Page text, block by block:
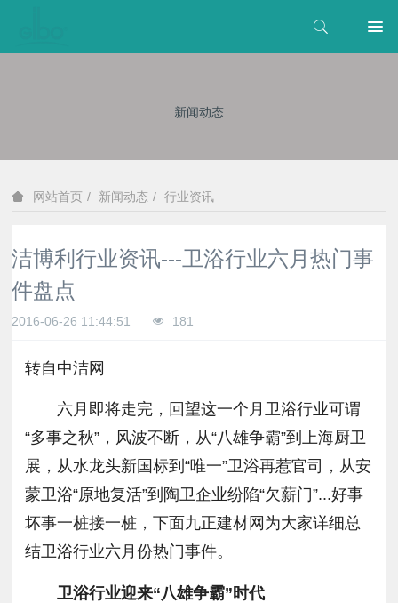
新闻动态
网站首页 新闻动态 行业资讯
洁博利行业资讯---卫浴行业六月热门事
件盘点
2016-06-26 11:44:51 181
转自中洁网
六月即将走完，回望这一个月卫浴行业可谓
“多事之秋”，风波不断，从“八雄争霸”到上海厨卫
展，从水龙头新国标到“唯一”卫浴再惹官司，从安
蒙卫浴“原地复活”到陶卫企业纷陷“欠薪门”...好事
坏事一桩接一桩，下面九正建材网为大家详细总
结卫浴行业六月份热门事件。
卫浴行业迎来“八雄争霸”时代